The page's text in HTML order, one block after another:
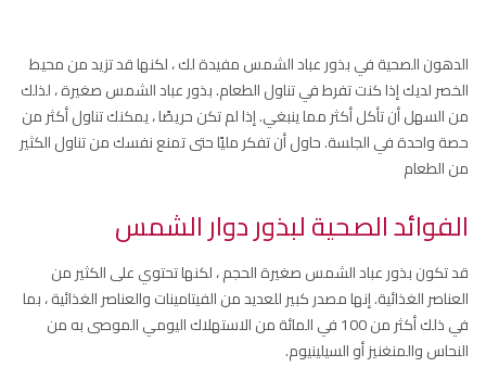
الدهون الصحية في بذور عباد الشمس مفيدة لك ، لكنها قد تزيد من محيط
الخصر لديك إذا كنت تفرط في تناول الطعام. بذور عباد الشمس صغيرة ، لذلك
من السهل أن تأكل أكثر مما ينبغي. إذا لم تكن حريصًا ، يمكنك تناول أكثر من
حصة واحدة في الجلسة. حاول أن تفكر مليًا حتى تمنع نفسك من تناول الكثير
من الطعام
الفوائد الصحية لبذور دوار الشمس
قد تكون بذور عباد الشمس صغيرة الحجم ، لكنها تحتوي على الكثير من
العناصر الغذائية. إنها مصدر كبير للعديد من الفيتامينات والعناصر الغذائية ، بما
في ذلك أكثر من 100 في المائة من الاستهلاك اليومي الموصى به من
النحاس والمنغنيز أو السيلينيوم.